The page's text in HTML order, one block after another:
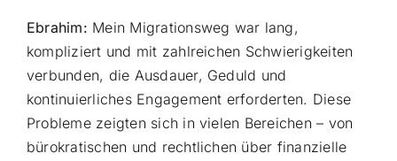
Ebrahim: Mein Migrationsweg war lang,
kompliziert und mit zahlreichen Schwierigkeiten
verbunden, die Ausdauer, Geduld und
kontinuierliches Engagement erforderten. Diese
Probleme zeigten sich in vielen Bereichen – von
bürokratischen und rechtlichen über finanzielle